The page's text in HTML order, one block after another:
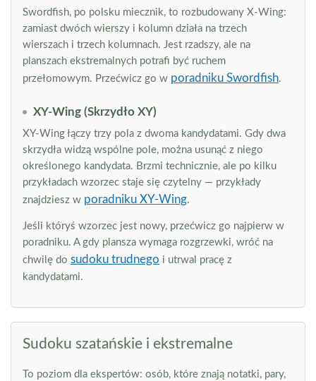
Swordfish, po polsku miecznik, to rozbudowany X-Wing:
zamiast dwóch wierszy i kolumn działa na trzech
wierszach i trzech kolumnach. Jest rzadszy, ale na
planszach ekstremalnych potrafi być ruchem
przełomowym. Przećwicz go w poradniku Swordfish.
XY-Wing (Skrzydło XY)
XY-Wing łączy trzy pola z dwoma kandydatami. Gdy dwa
skrzydła widzą wspólne pole, można usunąć z niego
określonego kandydata. Brzmi technicznie, ale po kilku
przykładach wzorzec staje się czytelny — przykłady
znajdziesz w poradniku XY-Wing.
Jeśli któryś wzorzec jest nowy, przećwicz go najpierw w
poradniku. A gdy plansza wymaga rozgrzewki, wróć na
chwilę do sudoku trudnego i utrwal pracę z
kandydatami.
Sudoku szatańskie i ekstremalne
To poziom dla ekspertów: osób, które znają notatki, pary,